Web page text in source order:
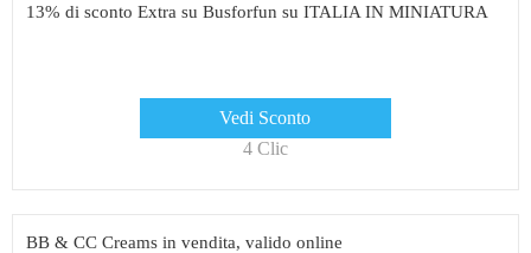
13% di sconto Extra su Busforfun su ITALIA IN MINIATURA
Vedi Sconto
4 Clic
BB & CC Creams in vendita, valido online